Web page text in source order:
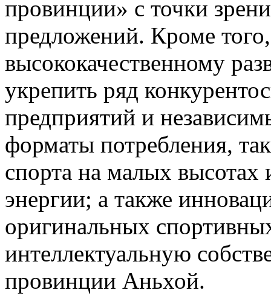
провинции» с точки
предложений. Кроме того,
высококачественному
укрепить ряд
предприятий и
форматы потребления,
спорта на малых высотах
энергии; а также
оригинальных
интеллектуальную
провинции Аньхой.